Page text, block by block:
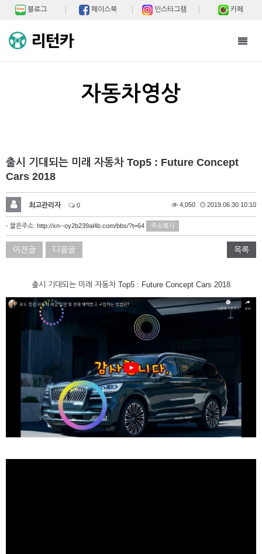
블로그 페이스북 인스타그램 카페
자동차영상
출시 기대되는 미래 자동차 Top5 : Future Concept
Cars 2018
최고관리자 0 4,050 2019.06.30 10:10
- 짧은주소: http://xn--oy2b239al4b.com/bbs/?t=64 주소복사
이전글 다음글 목록
출시 기대되는 미래 자동차 Top5 : Future Concept Cars 2018